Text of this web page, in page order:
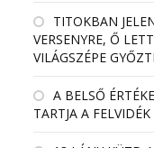
TITOKBAN
VERSENYRE, Ő
VILÁGSZÉPE
A BELSŐ
TARTJA A FELVIDÉK